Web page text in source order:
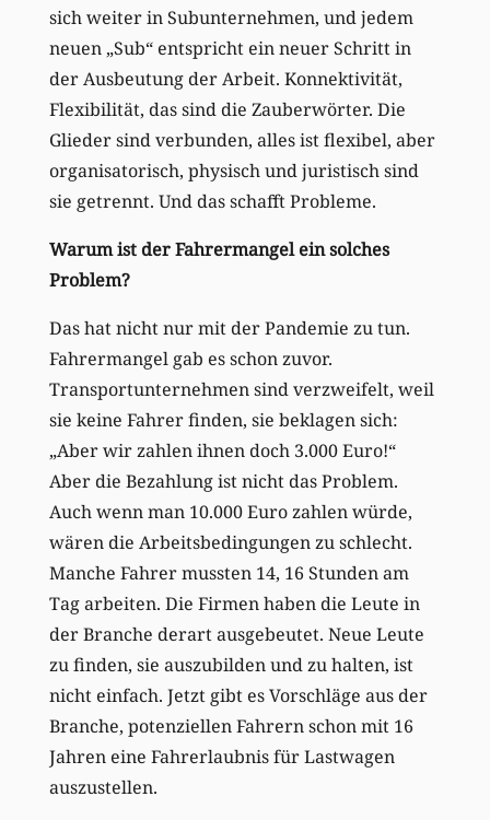
sich weiter in Subunternehmen, und jedem
neuen „Sub“ entspricht ein neuer Schritt in
der Ausbeutung der Arbeit. Konnektivität,
Flexibilität, das sind die Zauberwörter. Die
Glieder sind verbunden, alles ist flexibel, aber
organisatorisch, physisch und juristisch sind
sie getrennt. Und das schafft Probleme.
Warum ist der Fahrermangel ein solches
Problem?
Das hat nicht nur mit der Pandemie zu tun.
Fahrermangel gab es schon zuvor.
Transportunternehmen sind verzweifelt, weil
sie keine Fahrer finden, sie beklagen sich:
„Aber wir zahlen ihnen doch 3.000 Euro!“
Aber die Bezahlung ist nicht das Problem.
Auch wenn man 10.000 Euro zahlen würde,
wären die Arbeitsbedingungen zu schlecht.
Manche Fahrer mussten 14, 16 Stunden am
Tag arbeiten. Die Firmen haben die Leute in
der Branche derart ausgebeutet. Neue Leute
zu finden, sie auszubilden und zu halten, ist
nicht einfach. Jetzt gibt es Vorschläge aus der
Branche, potenziellen Fahrern schon mit 16
Jahren eine Fahrerlaubnis für Lastwagen
auszustellen.